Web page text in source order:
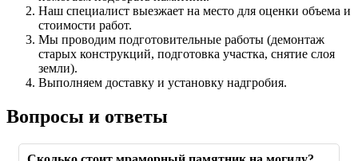
Наш специалист выезжает на место для оценки объема и
стоимости работ.
Мы проводим подготовительные работы (демонтаж
старых конструкций, подготовка участка, снятие слоя
земли).
Выполняем доставку и установку надгробия.
Вопросы и ответы